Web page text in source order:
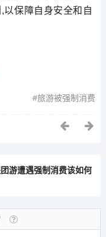
保障自身安全和自
旅游被强制消费
游遭遇强制消费该如何